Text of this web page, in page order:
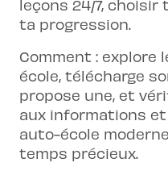
leçons 24/7,
ta progression.
Comment : explore
école, télécharge
propose une, et
aux informations et
auto-école
temps précieux.